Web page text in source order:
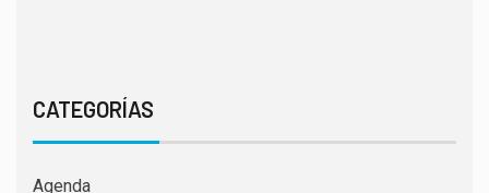
CATEGORÍAS
Agenda